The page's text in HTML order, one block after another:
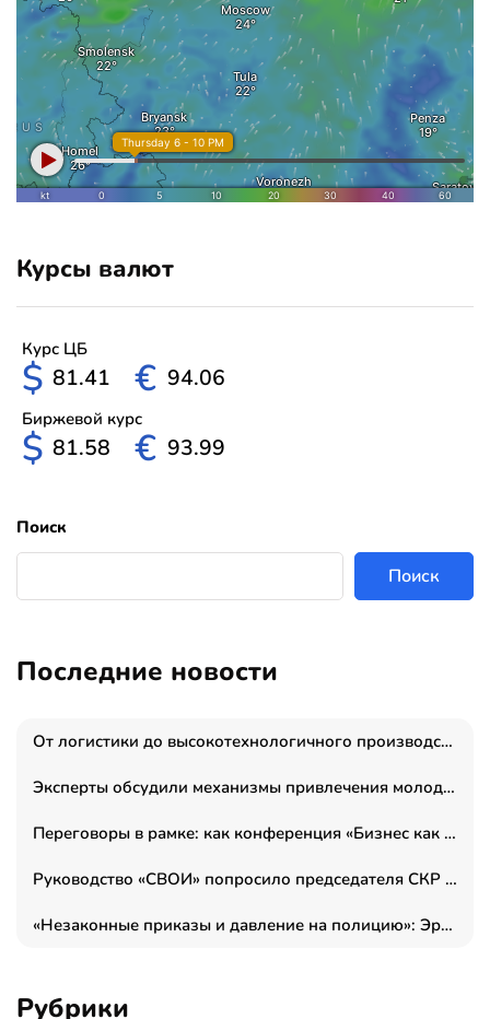
Курсы валют
Курс ЦБ
$ 81.41 € 94.06
Биржевой курс
$ 81.58 € 93.99
Поиск
Поиск
Последние новости
От логистики до высокотехнологичного производства: как основатель “гагаринга” выстраивает экосистему безопасности и гражданских БПЛА
Эксперты обсудили механизмы привлечения молодых специалистов в промышленные города
Переговоры в рамке: как конференция «Бизнес как искусство» переформатирует деловой этикет в стенах ТПП РФ
Руководство «СВОИ» попросило председателя СКР дать правовую оценку обысков в тыловом штабе
«Незаконные приказы и давление на полицию»: Эрнеста Султанова задержали у посольства Израиля во время одиночного пикета
Рубрики